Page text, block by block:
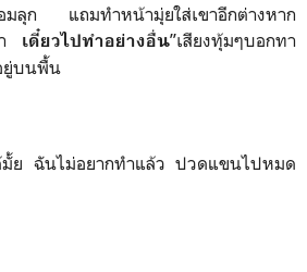
อมลุก แถมทำหน้ามุ่ยใส่เขาอีกต่างหาก
เดี๋ยวไปทำอย่างอื่น”เสียงทุ้มๆบอกทา
ยู่บนพื้น
มั้ย ฉันไม่อยากทำแล้ว ปวดแขนไปหมด